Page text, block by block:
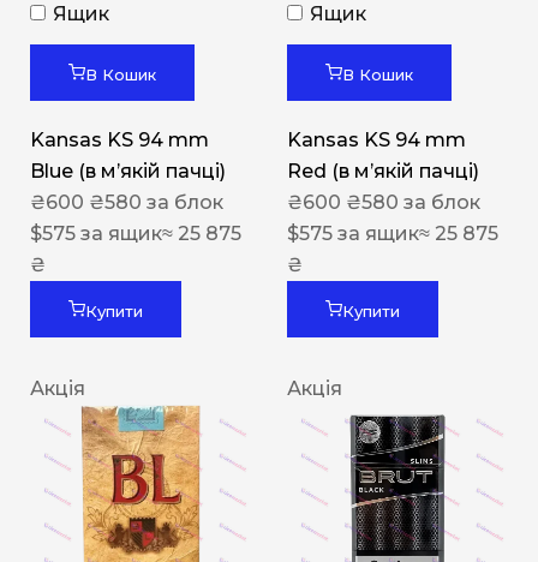
Ящик
В Кошик
Kansas KS 94 mm
Blue (в мʼякій пачці)
₴600 ₴580 за блок
$575 за ящик≈ 25 875
₴
Купити
Ящик
В Кошик
Kansas KS 94 mm
Red (в мʼякій пачці)
₴600 ₴580 за блок
$575 за ящик≈ 25 875
₴
Купити
Акція Акція